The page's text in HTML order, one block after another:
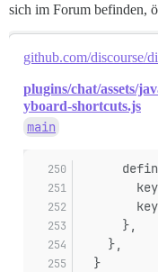
sich im Forum befinden,
github.com/discourse/
plugins/chat/assets/
yboard-shortcuts.js
main
      },
    },
  }